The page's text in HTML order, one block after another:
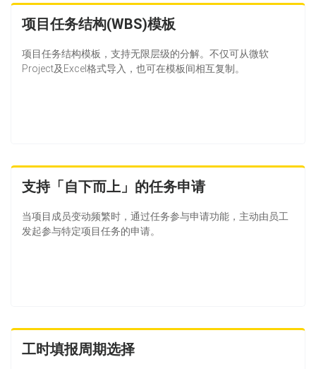
项目任务结构(WBS)模板
项目任务结构模板，支持无限层级的分解。不仅可从微软
Project及Excel格式导入，也可在模板间相互复制。
支持「自下而上」的任务申请
当项目成员变动频繁时，通过任务参与申请功能，主动由员工
发起参与特定项目任务的申请。
工时填报周期选择